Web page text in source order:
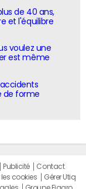
de 40 ans,
et l'équilibre
voulez une
est même
de forme
Publicité
Contact
les cookies
Gérer Utiq
Groupe Figaro